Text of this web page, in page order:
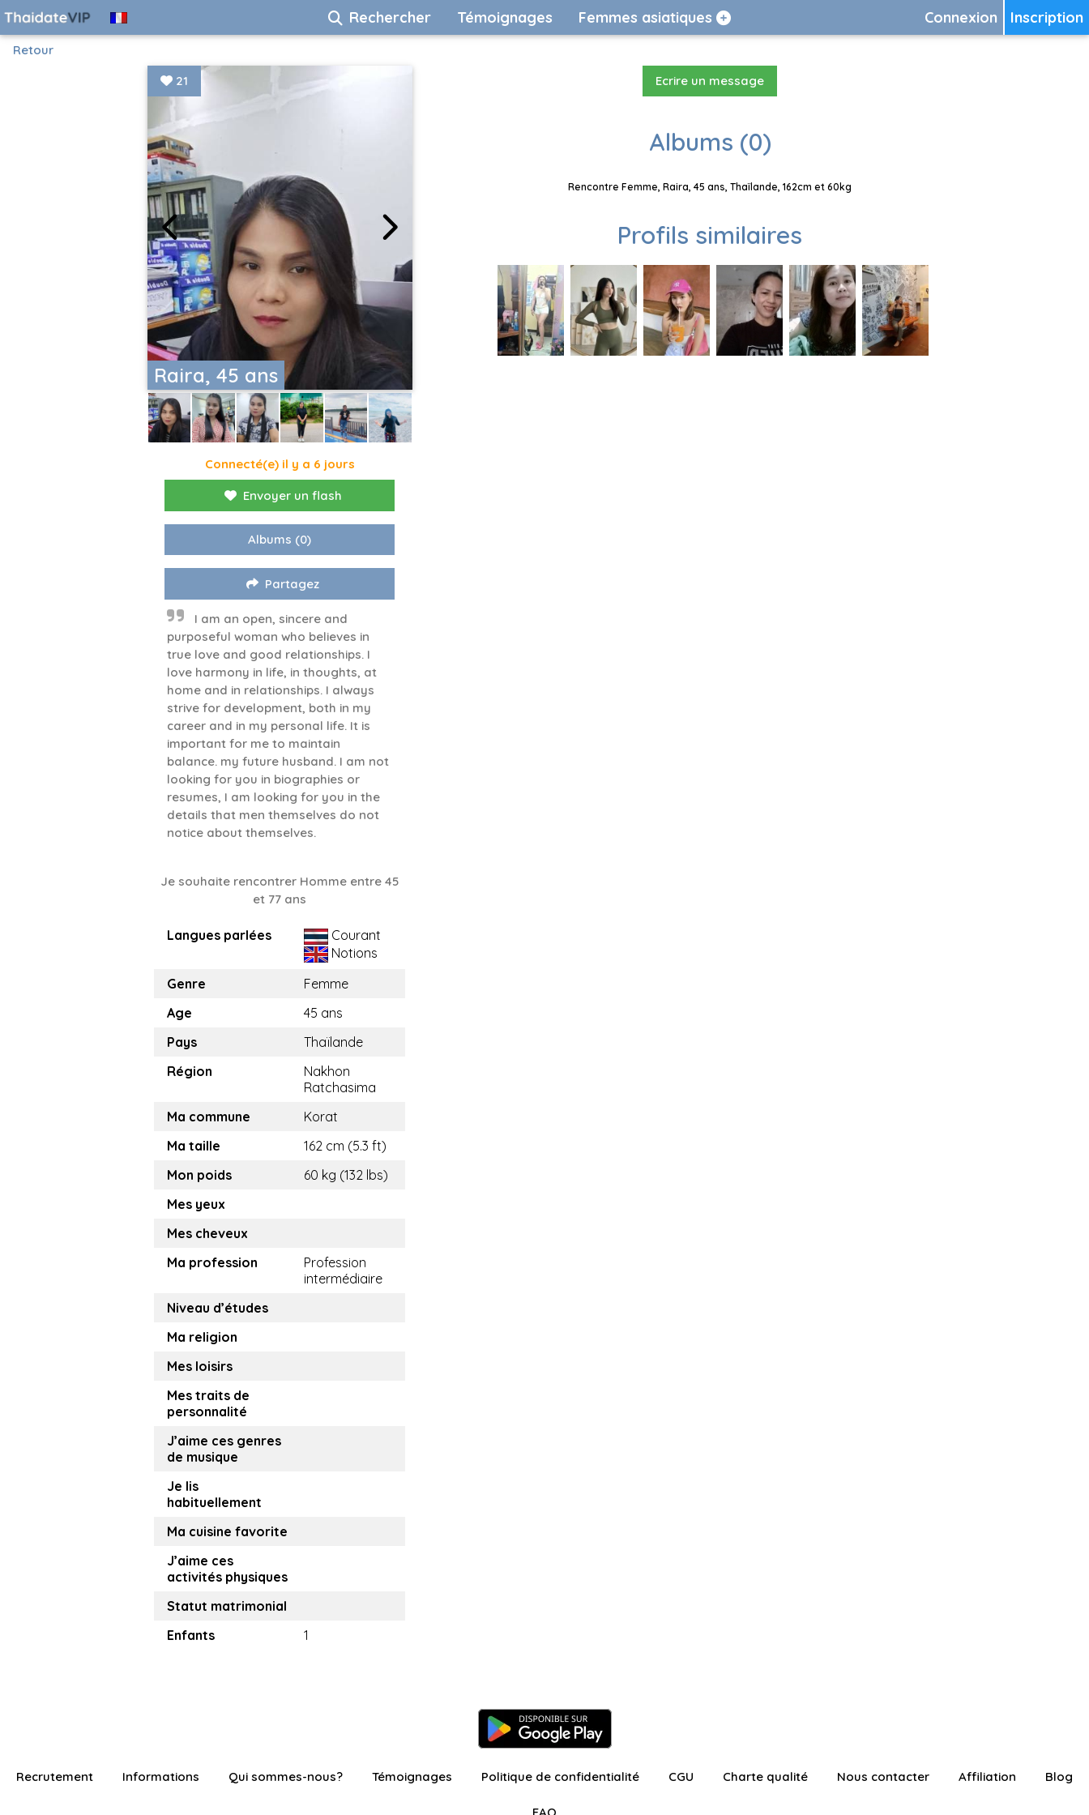
Inscription
Connexion
Rechercher Témoignages Femmes asiatiques
Retour
Raira, 45 ans
21
Connecté(e) il y a 6 jours
Envoyer un flash
Albums (0)
Partagez
I am an open, sincere and
purposeful woman who believes in
true love and good relationships. I
love harmony in life, in thoughts, at
home and in relationships. I always
strive for development, both in my
career and in my personal life. It is
important for me to maintain
balance. my future husband. I am not
looking for you in biographies or
resumes, I am looking for you in the
details that men themselves do not
notice about themselves.
Je souhaite rencontrer Homme entre 45
et 77 ans
Langues parlées
Courant
Notions
Genre
Femme
Age
45 ans
Pays
Thaïlande
Région
Nakhon
Ratchasima
Ma commune
Korat
Ma taille
162 cm (5.3 ft)
Mon poids
60 kg (132 lbs)
Mes yeux
Mes cheveux
Ma profession
Profession
intermédiaire
Niveau d’études
Ma religion
Mes loisirs
Mes traits de
personnalité
J’aime ces genres
de musique
Je lis
habituellement
Ma cuisine favorite
J’aime ces
activités physiques
Statut matrimonial
Enfants
1
Ecrire un message
Albums (0)
Rencontre Femme, Raira, 45 ans, Thaïlande, 162cm et 60kg
Profils similaires
Recrutement Informations Qui sommes-nous? Témoignages Politique de confidentialité CGU Charte qualité Nous contacter Affiliation Blog